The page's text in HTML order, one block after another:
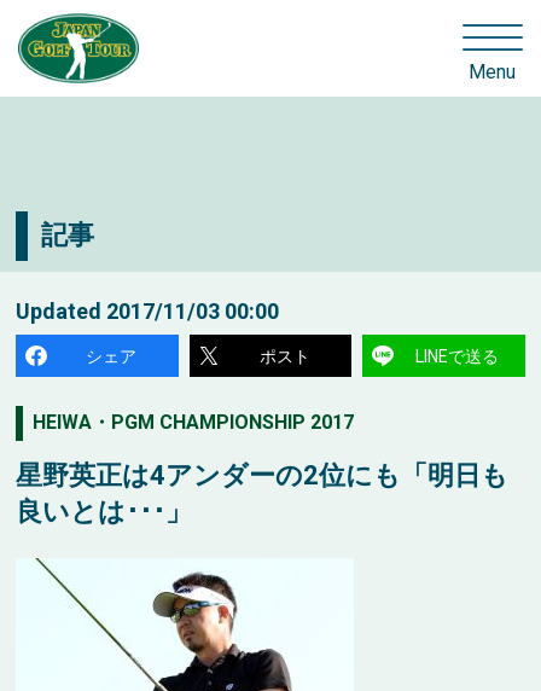
Menu
記事
Updated 2017/11/03 00:00
シェア ポスト LINEで送る
HEIWA・PGM CHAMPIONSHIP 2017
星野英正は4アンダーの2位にも「明日も
良いとは･･･」